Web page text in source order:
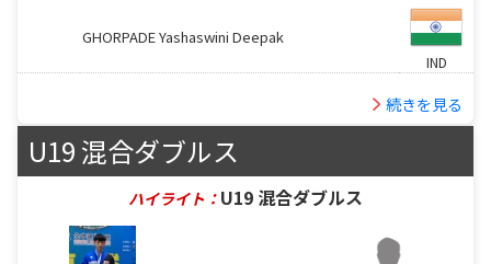
GHORPADE Yashaswini Deepak
IND
続きを見る
U19 混合ダブルス
ハイライト： U19 混合ダブルス